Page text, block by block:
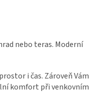
nebo teras. Moderní
i čas. Zároveň Vám
komfort při venkovním